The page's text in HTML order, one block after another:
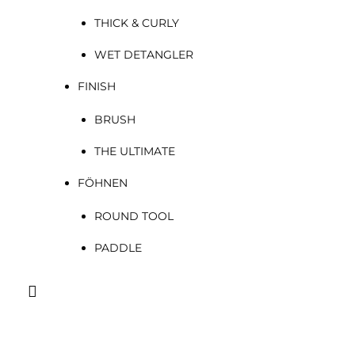
THICK & CURLY
WET DETANGLER
FINISH
BRUSH
THE ULTIMATE
FÖHNEN
ROUND TOOL
PADDLE
Suchen